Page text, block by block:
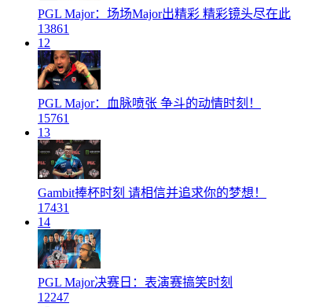
PGL Major：场场Major出精彩 精彩镜头尽在此
13861
12
PGL Major：血脉喷张 争斗的动情时刻！
15761
13
Gambit捧杯时刻 请相信并追求你的梦想！
17431
14
PGL Major决赛日：表演赛搞笑时刻
12247